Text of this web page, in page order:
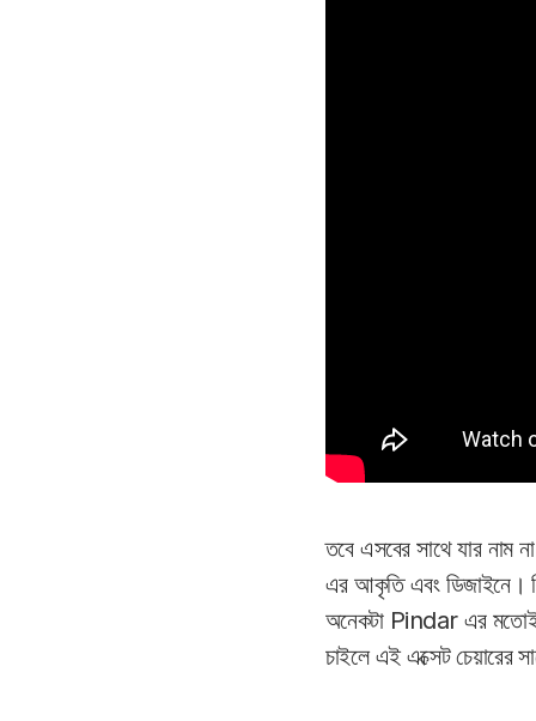
তবে এসবের সাথে যার নাম
এর আকৃতি এবং ডিজাইনে।
অনেকটা Pindar এর মতোই
চাইলে এই এক্সেট চেয়ারের